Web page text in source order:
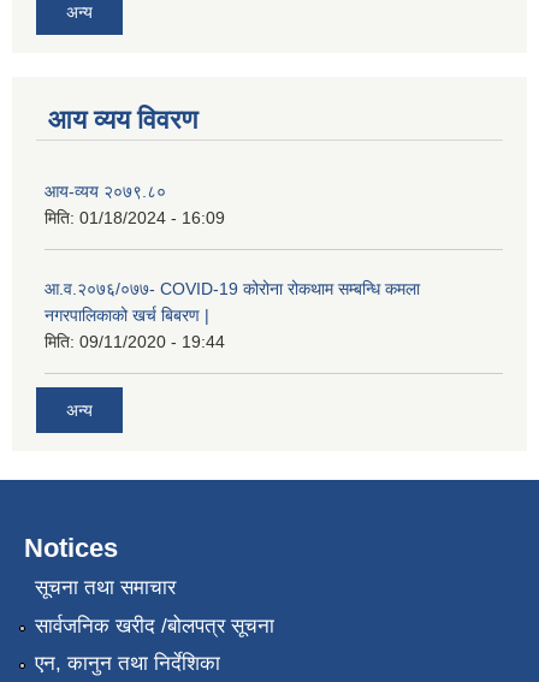
अन्य
आय व्यय विवरण
आय-व्यय २०७९.८०
मिति: 01/18/2024 - 16:09
आ.व.२०७६/०७७- COVID-19 कोरोना रोकथाम सम्बन्धि कमला
नगरपालिकाको खर्च बिबरण |
मिति: 09/11/2020 - 19:44
अन्य
Notices
सूचना तथा समाचार
सार्वजनिक खरीद /बोलपत्र सूचना
एन, कानुन तथा निर्देशिका